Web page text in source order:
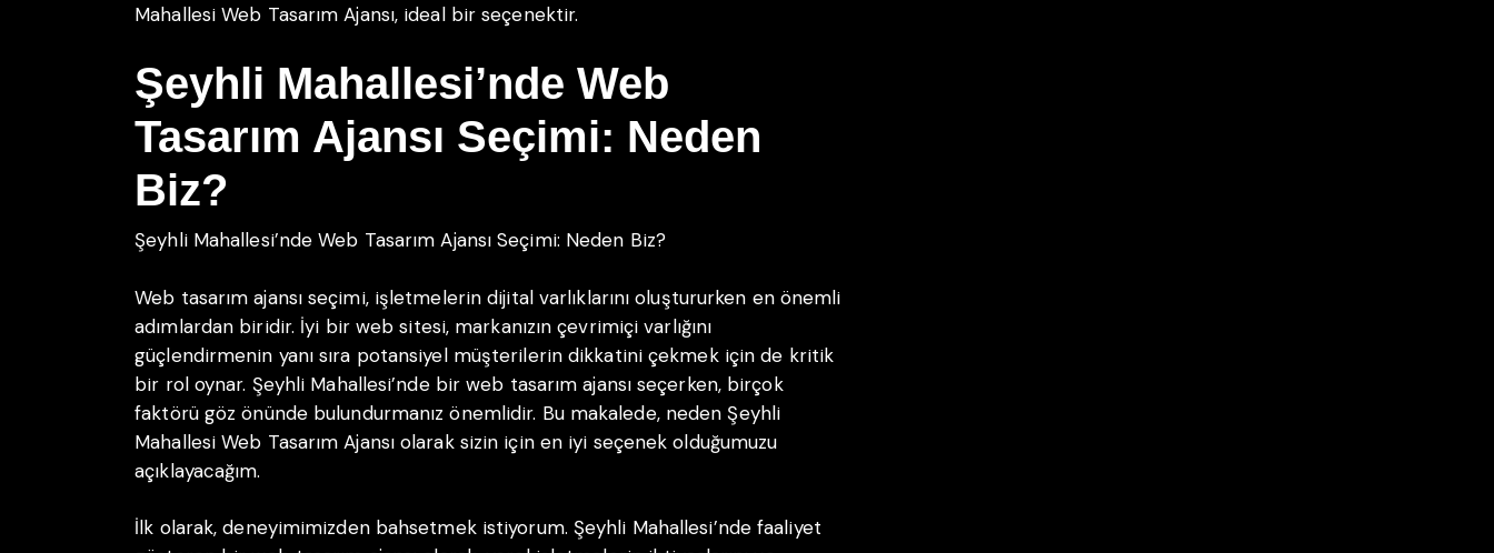
Mahallesi Web Tasarım Ajansı, ideal bir seçenektir.
Şeyhli Mahallesi’nde Web
Tasarım Ajansı Seçimi: Neden
Biz?
Şeyhli Mahallesi’nde Web Tasarım Ajansı Seçimi: Neden Biz?
Web tasarım ajansı seçimi, işletmelerin dijital varlıklarını oluştururken en önemli
adımlardan biridir. İyi bir web sitesi, markanızın çevrimiçi varlığını
güçlendirmenin yanı sıra potansiyel müşterilerin dikkatini çekmek için de kritik
bir rol oynar. Şeyhli Mahallesi’nde bir web tasarım ajansı seçerken, birçok
faktörü göz önünde bulundurmanız önemlidir. Bu makalede, neden Şeyhli
Mahallesi Web Tasarım Ajansı olarak sizin için en iyi seçenek olduğumuzu
açıklayacağım.
İlk olarak, deneyimimizden bahsetmek istiyorum. Şeyhli Mahallesi’nde faaliyet